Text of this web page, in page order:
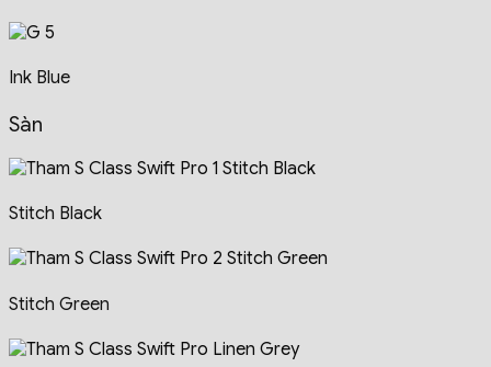
Ink Blue
Sàn
Stitch Black
Stitch Green